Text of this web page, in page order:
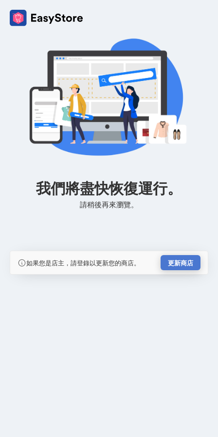
我們將盡快恢復運行。
請稍後再來瀏覽。
如果您是店主，請登錄以更新您的商店。 更新商店